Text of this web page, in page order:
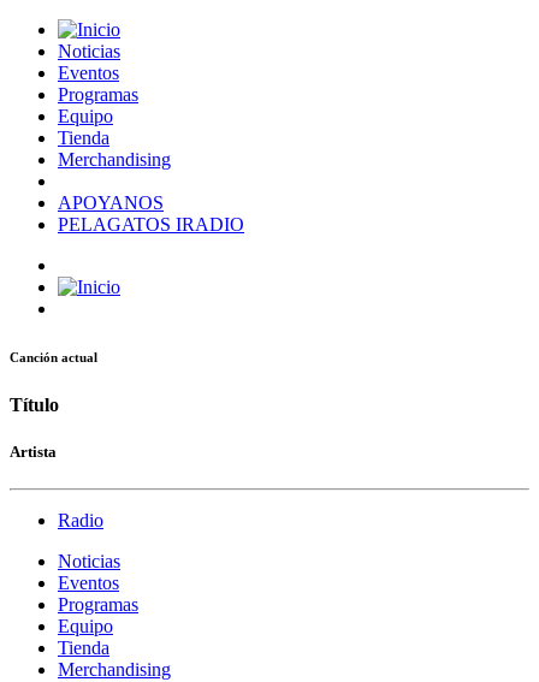
Noticias
Eventos
Programas
Equipo
Tienda
Merchandising
APOYANOS
PELAGATOS IRADIO
Canción actual
Título
Artista
Radio
Noticias
Eventos
Programas
Equipo
Tienda
Merchandising